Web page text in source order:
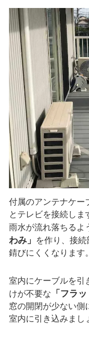
付属のアンテナケー
とテレビを接続しま
雨水が流れ落ちるよ
わみ」 を作り、接続
錆びにくくなります。
室内にケーブルを引
けが不要な 「フラ
窓の開閉が少ない側
室内に引き込みまし